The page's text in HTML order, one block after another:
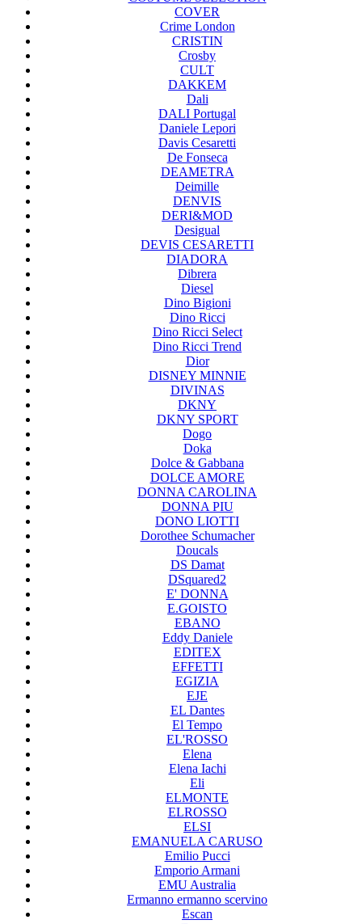
COVER
Crime London
CRISTIN
Crosby
CULT
DAKKEM
Dali
DALI Portugal
Daniele Lepori
Davis Cesaretti
De Fonseca
DEAMETRA
Deimille
DENVIS
DERI&MOD
Desigual
DEVIS CESARETTI
DIADORA
Dibrera
Diesel
Dino Bigioni
Dino Ricci
Dino Ricci Select
Dino Ricci Trend
Dior
DISNEY MINNIE
DIVINAS
DKNY
DKNY SPORT
Dogo
Doka
Dolce & Gabbana
DOLCE AMORE
DONNA CAROLINA
DONNA PIU
DONO LIOTTI
Dorothee Schumacher
Doucals
DS Damat
DSquared2
E' DONNA
E.GOISTO
EBANO
Eddy Daniele
EDITEX
EFFETTI
EGIZIA
EJE
EL Dantes
El Tempo
EL'ROSSO
Elena
Elena Iachi
Eli
ELMONTE
ELROSSO
ELSI
EMANUELA CARUSO
Emilio Pucci
Emporio Armani
EMU Australia
Ermanno ermanno scervino
Escan